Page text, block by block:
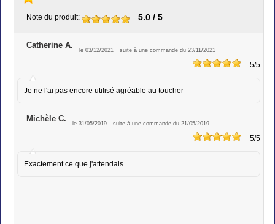
Note du produit: 5.0 / 5
Catherine A.
le 03/12/2021 suite à une commande du 23/11/2021
5/5
Je ne l'ai pas encore utilisé agréable au toucher
Michèle C.
le 31/05/2019 suite à une commande du 21/05/2019
5/5
Exactement ce que j'attendais